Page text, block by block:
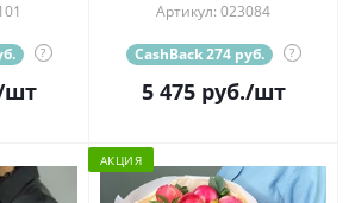
?
Артикул: 023084
CashBack 274 руб. ?
5 475руб./шт
АКЦИЯ